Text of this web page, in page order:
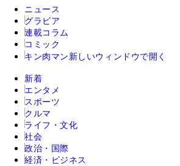
ニュース
グラビア
連載コラム
コミック
キン肉マン 新しいウィンドウで開く
新着
エンタメ
スポーツ
クルマ
ライフ・文化
社会
政治・国際
経済・ビジネス